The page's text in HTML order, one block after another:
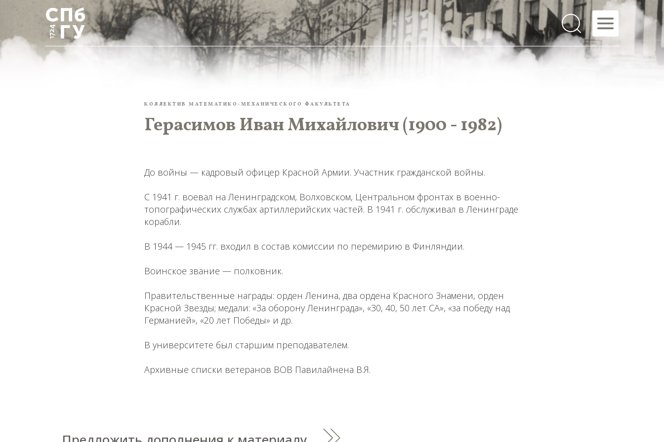
КОЛЛЕКТИВ МАТЕМАТИКО-МЕХАНИЧЕСКОГО ФАКУЛЬТЕТА
Герасимов Иван Михайлович (1900 - 1982)
До войны — кадровый офицер Красной Армии. Участник гражданской войны.
С 1941 г. воевал на Ленинградском, Волховском, Центральном фронтах в военно-
топографических службах артиллерийских частей. В 1941 г. обслуживал в Ленинграде
корабли.
В 1944 — 1945 гг. входил в состав комиссии по перемирию в Финляндии.
Воинское звание — полковник.
Правительственные награды: орден Ленина, два ордена Красного Знамени, орден
Красной Звезды; медали: «За оборону Ленинграда», «30, 40, 50 лет СА», «за победу над
Германией», «20 лет Победы» и др.
В университете был старшим преподавателем.
Архивные списки ветеранов ВОВ Павилайнена В.Я.